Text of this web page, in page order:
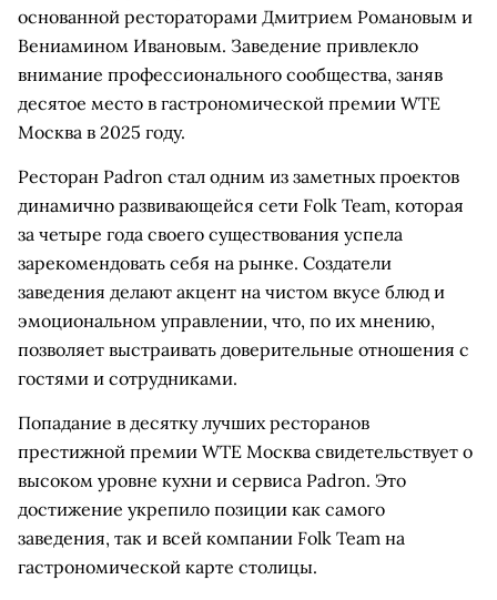
основанной рестораторами Дмитрием Романовым и
Вениамином Ивановым. Заведение привлекло
внимание профессионального сообщества, заняв
десятое место в гастрономической премии WTE
Москва в 2025 году.
Ресторан Padron стал одним из заметных проектов
динамично развивающейся сети Folk Team, которая
за четыре года своего существования успела
зарекомендовать себя на рынке. Создатели
заведения делают акцент на чистом вкусе блюд и
эмоциональном управлении, что, по их мнению,
позволяет выстраивать доверительные отношения с
гостями и сотрудниками.
Попадание в десятку лучших ресторанов
престижной премии WTE Москва свидетельствует о
высоком уровне кухни и сервиса Padron. Это
достижение укрепило позиции как самого
заведения, так и всей компании Folk Team на
гастрономической карте столицы.